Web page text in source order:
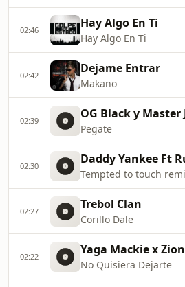
02:46 Hay Algo En Ti
Hay Algo En Ti
02:42 Dejame Entrar
Makano
02:39 OG Black y Master
Pegate
02:30 Daddy Yankee Ft
Tempted to touch
02:27 Trebol Clan
Corillo Dale
02:22 Yaga Mackie x
No Quisiera Dejarte